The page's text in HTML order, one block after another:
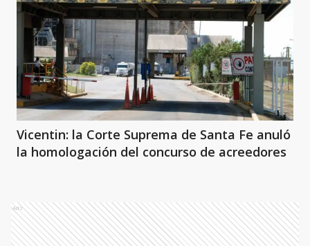
Vicentin: la Corte Suprema de Santa Fe anuló
la homologación del concurso de acreedores
Ads